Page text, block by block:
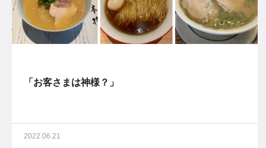
「お客さまは神様？」
2022.06.21